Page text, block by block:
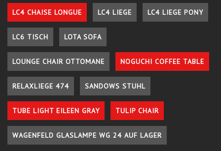
LC4 CHAISE LONGUE LC4 LIEGE LC4 LIEGE PONY
LC6 TISCH LOTA SOFA
LOUNGE CHAIR OTTOMANE NOGUCHI COFFEE TABLE
RELAXLIEGE 474 SANDOWS STUHL
TUBE LIGHT EILEEN GRAY TULIP CHAIR
WAGENFELD GLASLAMPE WG 24 AUF LAGER